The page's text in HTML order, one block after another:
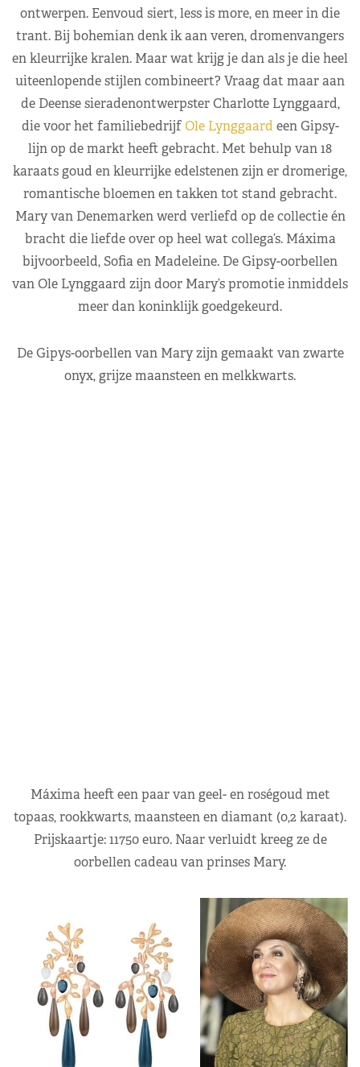
ontwerpen. Eenvoud siert, less is more, en meer in die
trant. Bij bohemian denk ik aan veren, dromenvangers
en kleurrijke kralen. Maar wat krijg je dan als je die heel
uiteenlopende stijlen combineert? Vraag dat maar aan
de Deense sieradenontwerpster Charlotte Lynggaard,
die voor het familiebedrijfOle Lynggaard een Gipsy-
lijn op de markt heeft gebracht. Met behulp van 18
karaats goud en kleurrijke edelstenen zijn er dromerige,
romantische bloemen en takken tot stand gebracht.
Mary van Denemarken werd verliefd op de collectie én
bracht die liefde over op heel wat collega’s. Máxima
bijvoorbeeld, Sofia en Madeleine. De Gipsy-oorbellen
van Ole Lynggaard zijn door Mary’s promotie inmiddels
meer dan koninklijk goedgekeurd.
De Gipys-oorbellen van Mary zijn gemaakt van zwarte
onyx, grijze maansteen en melkkwarts.
Máxima heeft een paar van geel- en roségoud met
topaas, rookkwarts, maansteen en diamant (0,2 karaat).
Prijskaartje: 11750 euro. Naar verluidt kreeg ze de
oorbellen cadeau van prinses Mary.